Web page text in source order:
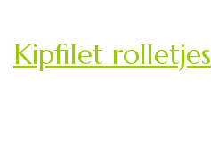
Kipfilet rolletjes